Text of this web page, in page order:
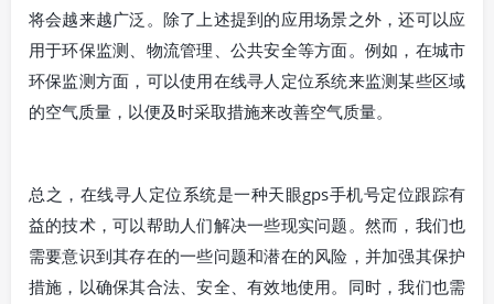
将会越来越广泛。除了上述提到的应用场景之外，还可以应
用于环保监测、物流管理、公共安全等方面。例如，在城市
环保监测方面，可以使用在线寻人定位系统来监测某些区域
的空气质量，以便及时采取措施来改善空气质量。
总之，在线寻人定位系统是一种天眼gps手机号定位跟踪有
益的技术，可以帮助人们解决一些现实问题。然而，我们也
需要意识到其存在的一些问题和潜在的风险，并加强其保护
措施，以确保其合法、安全、有效地使用。同时，我们也需